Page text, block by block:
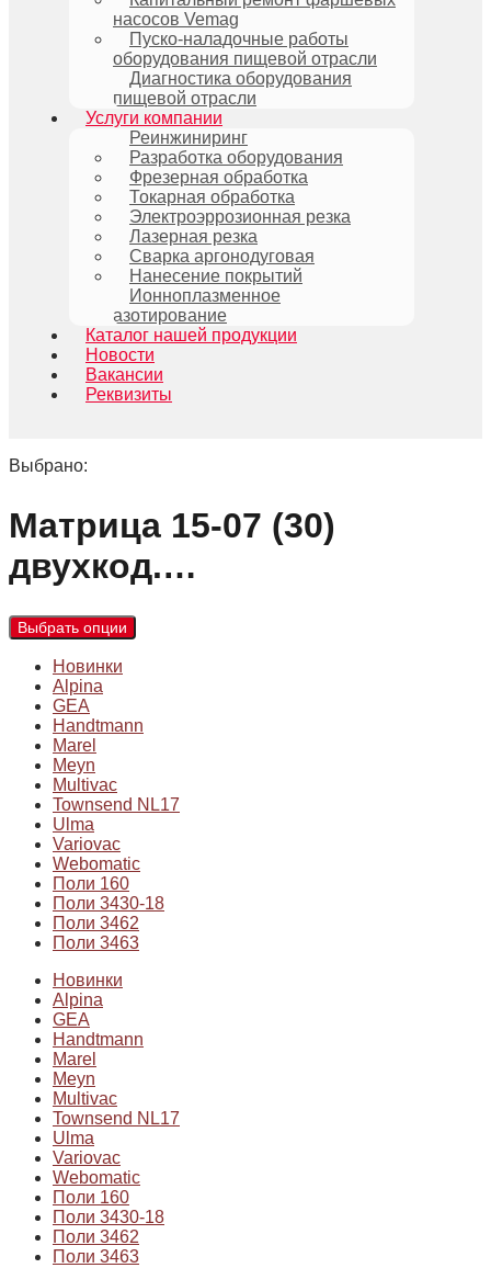
насосов Vemag
Пуско-наладочные работы
оборудования пищевой отрасли
Диагностика оборудования
пищевой отрасли
Услуги компании
Реинжиниринг
Разработка оборудования
Фрезерная обработка
Токарная обработка
Электроэррозионная резка
Лазерная резка
Сварка аргонодуговая
Нанесение покрытий
Ионноплазменное
азотирование
Каталог нашей продукции
Новости
Вакансии
Реквизиты
Выбрано:
Матрица 15-07 (30)
двухкод.…
Выбрать опции
Новинки
Alpina
GEA
Handtmann
Marel
Meyn
Multivac
Townsend NL17
Ulma
Variovac
Webomatic
Поли 160
Поли 3430-18
Поли 3462
Поли 3463
Новинки
Alpina
GEA
Handtmann
Marel
Meyn
Multivac
Townsend NL17
Ulma
Variovac
Webomatic
Поли 160
Поли 3430-18
Поли 3462
Поли 3463